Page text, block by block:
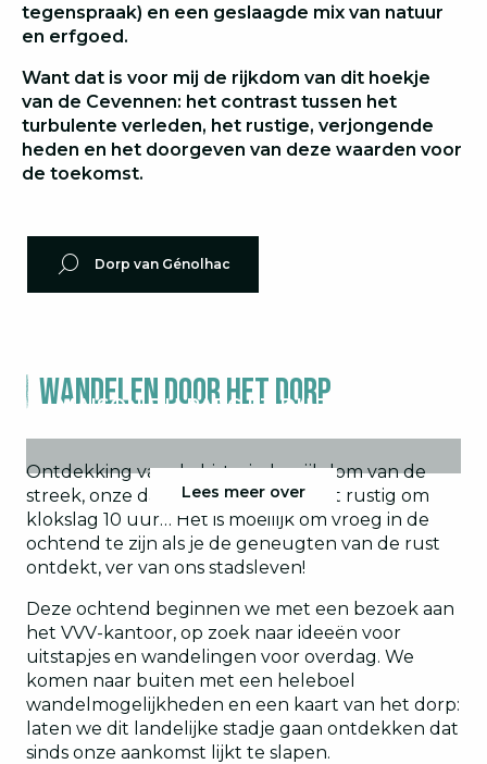
tegenspraak) en een geslaagde mix van natuur
en erfgoed.
Want dat is voor mij de rijkdom van dit hoekje
van de Cevennen: het contrast tussen het
turbulente verleden, het rustige, verjongende
heden en het doorgeven van deze waarden voor
de toekomst.
Dorp van Génolhac
Wandelen door het dorp
Ontdekking van de historische rijkdom van de
streek, onze dag in Génolhac begint rustig om
klokslag 10 uur… Het is moeilijk om vroeg in de
ochtend te zijn als je de geneugten van de rust
ontdekt, ver van ons stadsleven!
Deze ochtend beginnen we met een bezoek aan
het VVV-kantoor, op zoek naar ideeën voor
uitstapjes en wandelingen voor overdag. We
komen naar buiten met een heleboel
wandelmogelijkheden en een kaart van het dorp:
laten we dit landelijke stadje gaan ontdekken dat
sinds onze aankomst lijkt te slapen.
MAISON DU PARC ET DU TOURISME
Lees meer over